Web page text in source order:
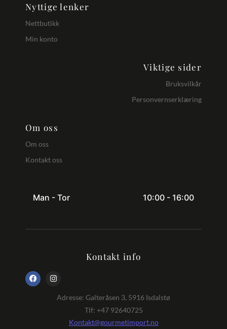
Nyttige lenker
Nettbutikk
Min konto
Viktige sider
Bruksvilkår
Personvernserklæring
Om oss
Om oss
Kontakt oss
Man - Tor 10:00 - 16:00
Kontakt info
Adresse: Galteråsen 3, 5916 Isdalstø
Tlf: +47 92640725
Kontakt@gourmetimport.no